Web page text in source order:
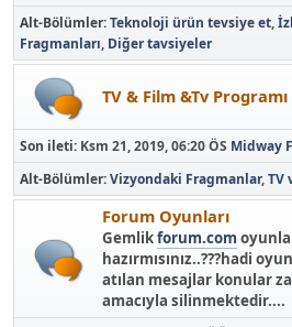
Alt-Bölümler Teknoloji ürün tevsiye et
Fragmanları Diğer tavsiyeler
TV & Film &Tv
Son ileti: Ksm 21, 2019, 06:20 ÖS Midway
Alt-Bölümler Vizyondaki Fragmanlar TV
Forum Oyunları
Gemlikforum.com
hazırmısınız..???hadi
atılan mesajlar konular
amacıyla silinmektedir....